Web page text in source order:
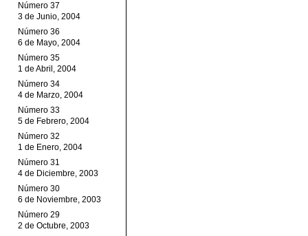
Número 37
3 de Junio, 2004
Número 36
6 de Mayo, 2004
Número 35
1 de Abril, 2004
Número 34
4 de Marzo, 2004
Número 33
5 de Febrero, 2004
Número 32
1 de Enero, 2004
Número 31
4 de Diciembre, 2003
Número 30
6 de Noviembre, 2003
Número 29
2 de Octubre, 2003